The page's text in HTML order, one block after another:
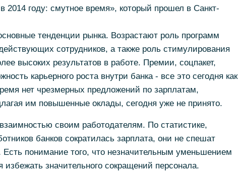
2014 году: смутное время», который прошел в Санкт-
тенденции рынка. Возрастают роль программ
сотрудников, а также роль стимулирования
высоких результатов в работе. Премии, соцпакет,
карьерного роста внутри банка - все это сегодня как
нет чрезмерных предложений по зарплатам,
им повышенные оклады, сегодня уже не принято.
своим работодателям. По статистике,
банков сократилась зарплата, они не спешат
Есть понимание того, что незначительным уменьшением
значительного сокращений персонала.